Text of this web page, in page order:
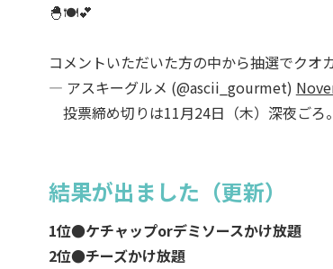
🐣🍽️💕
コメントいただいた方の中から抽選でクオ
— アスキーグルメ (@ascii_gourmet)
投票締め切りは11月24日（木）深夜ごろ。
結果が出ました（更新）
1位●ケチャップorデミソースかけ放題
2位●チーズかけ放題